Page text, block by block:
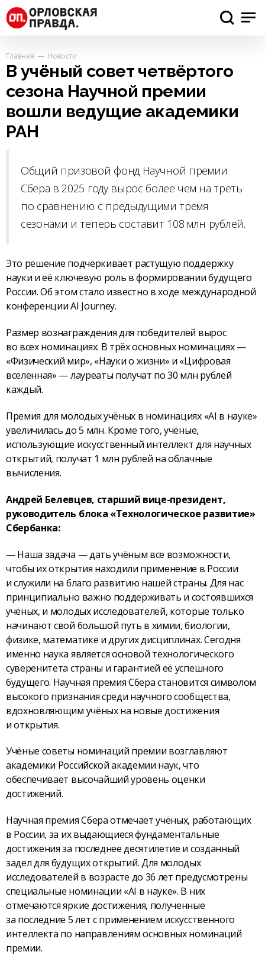
Главная Новости
В учёный совет четвёртого
сезона Научной премии
вошли ведущие академики
РАН
Общий призовой фонд Научной премии
Сбера в 2025 году вырос более чем на треть
по сравнению с предыдущими тремя
сезонами и теперь составит 108 млн рублей.
Это решение подчёркивает растущую поддержку
науки и её ключевую роль в формировании будущего
России. Об этом стало известно в ходе международной
конференции AI Journey.
Размер вознаграждения для победителей вырос
во всех номинациях. В трёх основных номинациях —
«Физический мир», «Науки о жизни» и «Цифровая
вселенная» — лауреаты получат по 30 млн рублей
каждый.
Премия для молодых учёных в номинациях «AI в науке»
увеличилась до 5 млн. Кроме того, учёные,
использующие искусственный интеллект для научных
открытий, получат 1 млн рублей на облачные
вычисления.
Андрей Белевцев, старший вице-президент,
руководитель блока «Технологическое развитие»
Сбербанка:
— Наша задача — дать учёным все возможности,
чтобы их открытия находили применение в России
и служили на благо развитию нашей страны. Для нас
принципиально важно поддерживать и состоявшихся
учёных, и молодых исследователей, которые только
начинают свой большой путь в химии, биологии,
физике, математике и других дисциплинах. Сегодня
именно наука является основой технологического
суверенитета страны и гарантией её успешного
будущего. Научная премия Сбера становится символом
высокого признания среди научного сообщества,
вдохновляющим учёных на новые достижения
и открытия.
Учёные советы номинаций премии возглавляют
академики Российской академии наук, что
обеспечивает высочайший уровень оценки
достижений.
Научная премия Сбера отмечает учёных, работающих
в России, за их выдающиеся фундаментальные
достижения за последнее десятилетие и созданный
задел для будущих открытий. Для молодых
исследователей в возрасте до 36 лет предусмотрены
специальные номинации «AI в науке». В них
отмечаются яркие достижения, полученные
за последние 5 лет с применением искусственного
интеллекта по направлениям основных номинаций
премии.